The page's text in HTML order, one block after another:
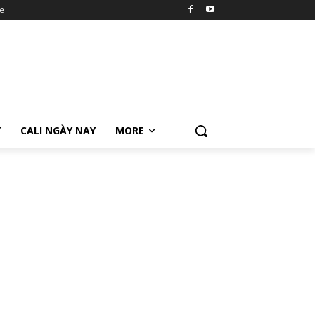
CALI NGÀY NAY MORE